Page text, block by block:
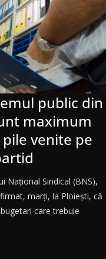
public din
maximum
venite pe
Naţional Sindical (BNS),
marţi, la Ploieşti, că
care trebuie